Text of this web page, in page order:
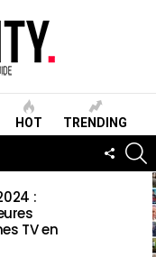
HOT TRENDING
:
TV en